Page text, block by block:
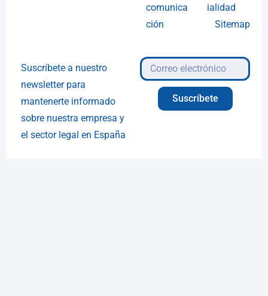
comunica
ción
ialidad
Sitemap
Suscríbete a nuestro
newsletter para
mantenerte informado
sobre nuestra empresa y
el sector legal en España
Suscríbete